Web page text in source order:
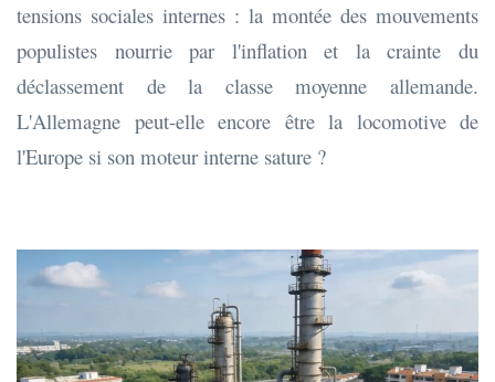
tensions sociales internes : la montée des mouvements
populistes nourrie par l'inflation et la crainte du
déclassement de la classe moyenne allemande.
L'Allemagne peut-elle encore être la locomotive de
l'Europe si son moteur interne sature ?